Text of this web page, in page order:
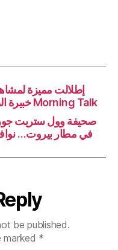
إطلالت مميزة
خبيرة الموضة دانا ملاعب ضمن برنامج Morning Talk
صحيفة وول ستريت
في مطار بيروت…
be published.
marked *